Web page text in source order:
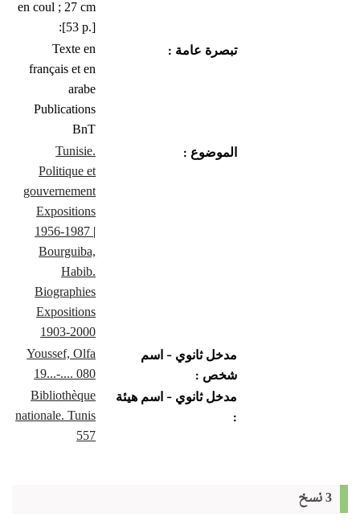
en coul ; 27 cm
[53 p.]:
تبصرة عامة :
Texte en
français et en
arabe
Publications
BnT
الموضوع :
Tunisie.
Politique et
gouvernement
Expositions
1956-1987|
Bourguiba,
Habib.
Biographies
Expositions
1903-2000
مدخل ثانوي - اسم
شخص :
Youssef, Olfa
19...-.... 080
مدخل ثانوي - اسم هيئة
:
Bibliothèque
nationale. Tunis
557
3 نسخ